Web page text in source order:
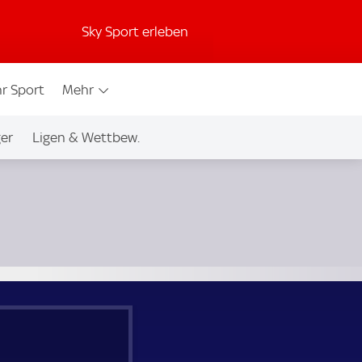
Sky Sport erleben
Sport Mehr
Ligen & Wettbew.